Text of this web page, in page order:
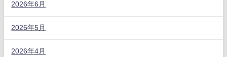
2026年6月
2026年5月
2026年4月